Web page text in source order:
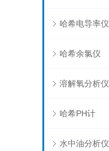
哈希电导率仪
哈希余氯仪
溶解氧分析仪
哈希PH计
水中油分析仪